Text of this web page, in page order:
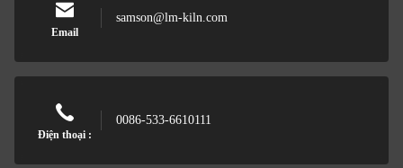
Email
samson@lm-kiln.com
Điện thoại :
0086-533-6610111